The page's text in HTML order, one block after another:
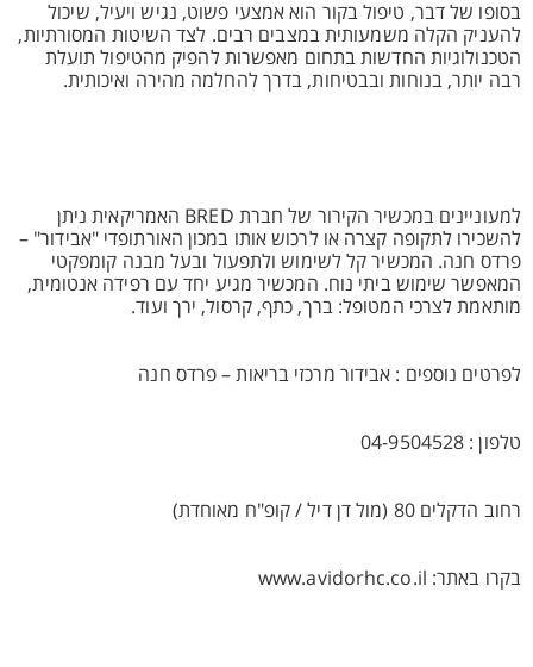
בסופו של דבר, טיפול בקור הוא אמצעי פשוט, נגיש ויעיל, שיכול
להעניק הקלה משמעותית במצבים רבים. לצד השיטות המסורתיות,
הטכנולוגיות החדשות בתחום מאפשרות להפיק מהטיפול תועלת
רבה יותר, בנוחות ובבטיחות, בדרך להחלמה מהירה ואיכותית.
למעוניינים במכשיר הקירור של חברת BRED האמריקאית ניתן
להשכירו לתקופה קצרה או לרכוש אותו במכון האורתופדי "אבידור" –
פרדס חנה. המכשיר קל לשימוש ולתפעול ובעל מבנה קומפקטי
המאפשר שימוש ביתי נוח. המכשיר מגיע יחד עם רפידה אנטומית,
מותאמת לצרכי המטופל: ברך, כתף, קרסול, ירך ועוד.
לפרטים נוספים : אבידור מרכזי בריאות – פרדס חנה
טלפון : 04-9504528
רחוב הדקלים 80 (מול דן דיל / קופ"ח מאוחדת)
בקרו באתר: www.avidorhc.co.il